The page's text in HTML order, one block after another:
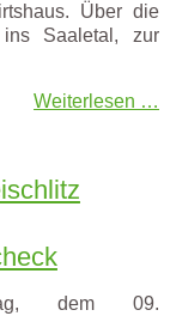
Über die
Saaletal, zur
Weiterlesen …
dem 09.